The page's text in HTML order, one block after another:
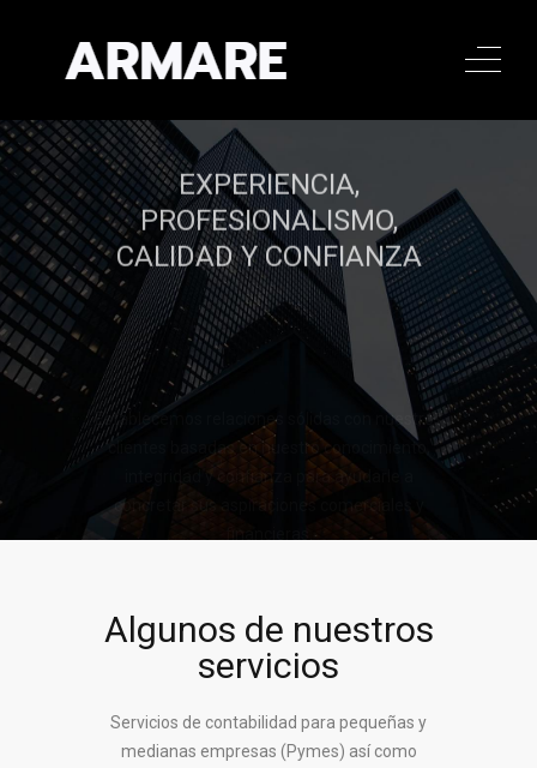
Llamar al 322 779 9188
CONTACTAR
EXPERIENCIA,
PROFESIONALISMO,
CALIDAD Y CONFIANZA
Establecemos relaciones sólidas con nuestros
clientes basadas en nuestro conocimiento,
integridad y confianza para ayudarle a
concretar sus aspiraciones comerciales y
Llamar al 322 779 9188
Algunos de nuestros
servicios
Servicios de contabilidad para pequeñas y
medianas empresas (Pymes) así como